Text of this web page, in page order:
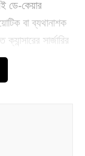
ডে-কেয়ার
বা ব্যথানাশক
সার্জারির
ক্যান্সার